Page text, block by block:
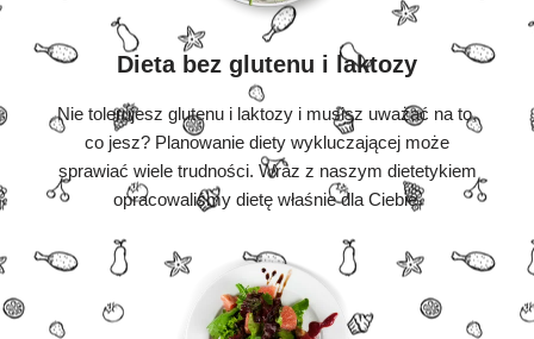
Dieta bez glutenu i laktozy
Nie tolerujesz glutenu i laktozy i musisz uważać na to,
co jesz? Planowanie diety wykluczającej może
sprawiać wiele trudności. Wraz z naszym dietetykiem
opracowaliśmy dietę właśnie dla Ciebie.